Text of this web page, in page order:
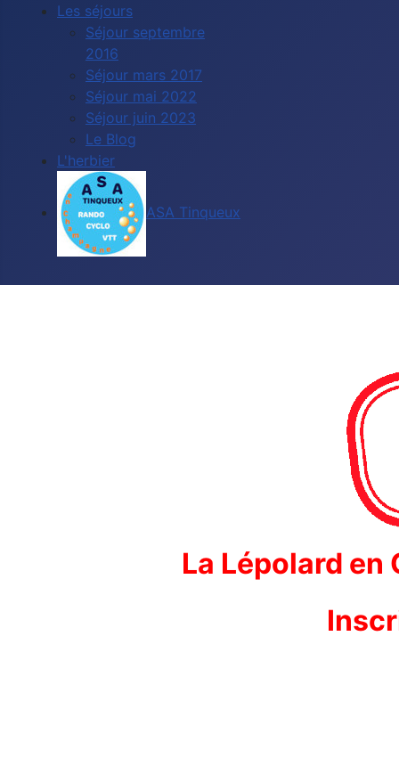
Les séjours
Séjour septembre
2016
Séjour mars 2017
Séjour mai 2022
Séjour juin 2023
Le Blog
L'herbier
ASA Tinqueux
La Lépolard en